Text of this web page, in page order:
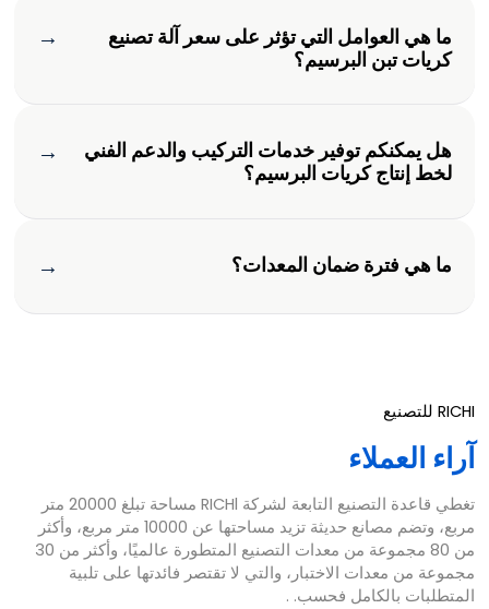
ما هي العوامل التي تؤثر على سعر آلة تصنيع
كريات تبن البرسيم؟
→
هل يمكنكم توفير خدمات التركيب والدعم الفني
لخط إنتاج كريات البرسيم؟
→
ما هي فترة ضمان المعدات؟ →
RICHI للتصنيع
آراء العملاء
تغطي قاعدة التصنيع التابعة لشركة RICHl مساحة تبلغ 20000 متر
مربع، وتضم مصانع حديثة تزيد مساحتها عن 10000 متر مربع، وأكثر
من 80 مجموعة من معدات التصنيع المتطورة عالميًا، وأكثر من 30
مجموعة من معدات الاختبار، والتي لا تقتصر فائدتها على تلبية
المتطلبات بالكامل فحسب. .